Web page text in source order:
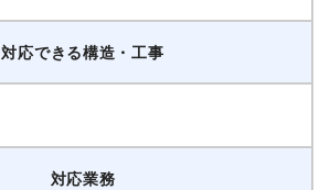
対応できる構造・工事
対応業務